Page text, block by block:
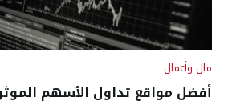
مال وأعمال
أفضل مواقع تداول الأسهم الموثوقة